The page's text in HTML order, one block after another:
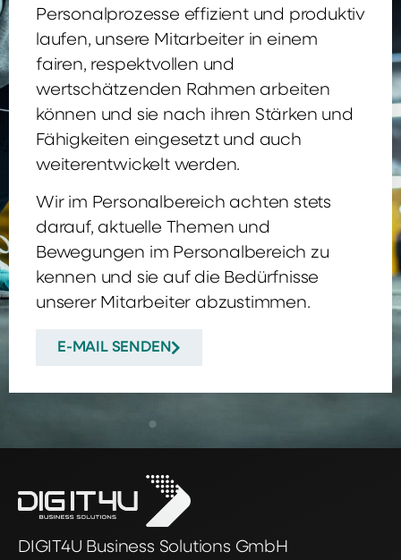
Personalprozesse effizient und produktiv
laufen, unsere Mitarbeiter in einem
fairen, respektvollen und
wertschätzenden Rahmen arbeiten
können und sie nach ihren Stärken und
Fähigkeiten eingesetzt und auch
weiterentwickelt werden.
Wir im Personalbereich achten stets
darauf, aktuelle Themen und
Bewegungen im Personalbereich zu
kennen und sie auf die Bedürfnisse
unserer Mitarbeiter abzustimmen.
E-MAIL SENDEN
DIGIT4U Business Solutions GmbH